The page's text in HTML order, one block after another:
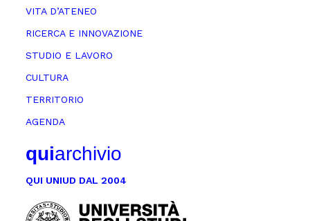
VITA D’ATENEO
RICERCA E INNOVAZIONE
STUDIO E LAVORO
CULTURA
TERRITORIO
AGENDA
quiarchivio
QUI UNIUD DAL 2004